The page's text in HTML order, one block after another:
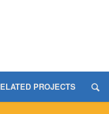
PROJECTS